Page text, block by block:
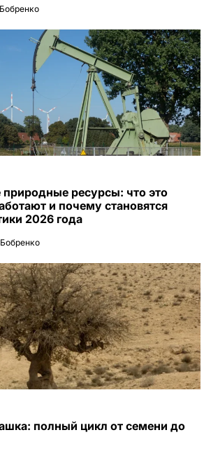
ресурсы: что это
и почему становятся
2026 года
полный цикл от семени до